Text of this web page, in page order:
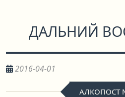
ДАЛЬНИЙ
2016-04-01
АЛКОПОСТ